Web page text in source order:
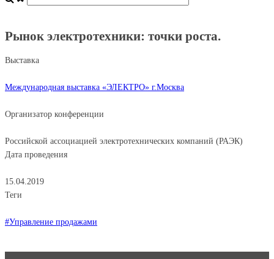
Рынок электротехники: точки роста.
Выставка
Международная выставка «ЭЛЕКТРО» г.Москва
Организатор конференции
Российской ассоциацией электротехнических компаний (РАЭК)
Дата проведения
15.04.2019
Теги
#Управление продажами